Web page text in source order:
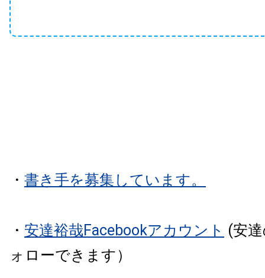
・ 書き手を募集しています。
・ 安達裕哉Facebookアカウント (安
ォローできます）